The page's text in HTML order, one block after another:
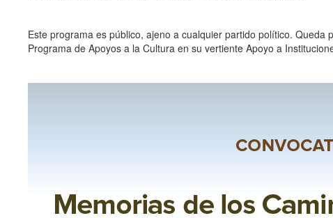
Este programa es público, ajeno a cualquier partido político.
Programa de Apoyos a la Cultura en su vertiente Apoyo a